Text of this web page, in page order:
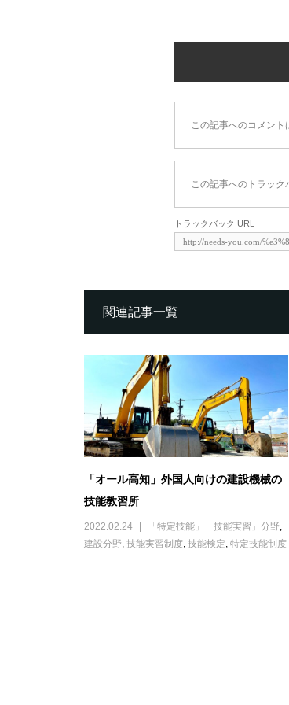
この記事へのコメント
この記事へのトラック
トラックバック URL
関連記事一覧
「オール高知」外国人向けの建設機械の
技能教習所
2022.02.24 「特定技能」「技能実習」分野,
建設分野, 技能実習制度, 技能検定, 特定技能制度